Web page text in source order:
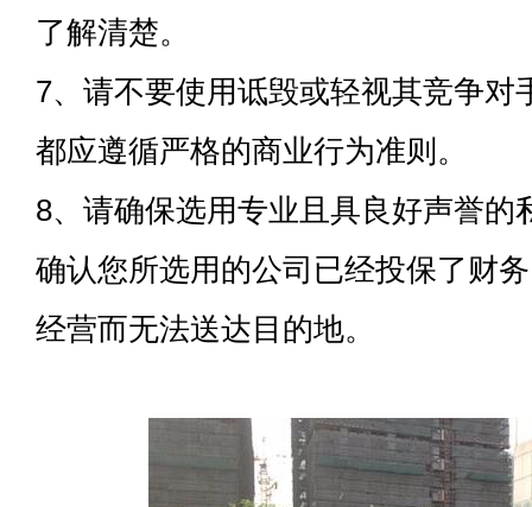
了解清楚。
7、请不要使用诋毁或轻视其竞争对
都应遵循严格的商业行为准则。
8、请确保选用专业且具良好声誉的
确认您所选用的公司已经投保了财
经营而无法送达目的地。